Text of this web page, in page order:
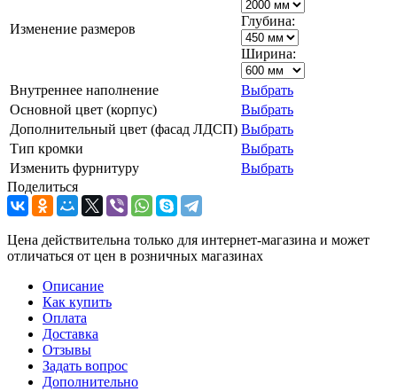
Изменение размеров
Глубина:
Ширина:
Внутреннее наполнение
Выбрать
Основной цвет (корпус)
Выбрать
Дополнительный цвет (фасад ЛДСП) Выбрать
Тип кромки
Выбрать
Изменить фурнитуру
Выбрать
Поделиться
Цена действительна только для интернет-магазина и может
отличаться от цен в розничных магазинах
Описание
Как купить
Оплата
Доставка
Отзывы
Задать вопрос
Дополнительно